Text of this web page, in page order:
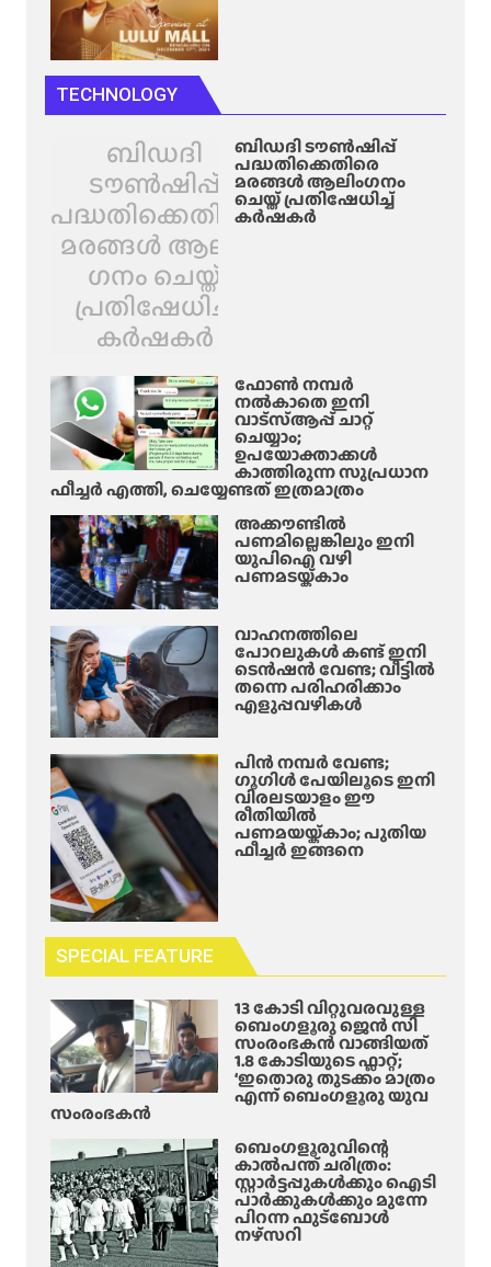
TECHNOLOGY
ബിഡദി
ടൗൺഷിപ്പ്
പദ്ധതിക്കെതിരെ
മരങ്ങൾ ആലിം​
ഗനം ചെയ്ത്
പ്രതിഷേധിച്ച്
കർഷകർ
ബിഡദി ടൗൺഷിപ്പ്
പദ്ധതിക്കെതിരെ
മരങ്ങൾ ആലിം​ഗനം
ചെയ്ത് പ്രതിഷേധിച്ച്
കർഷകർ
ഫോൺ നമ്പർ
നൽകാതെ ഇനി
വാട്‌സ്ആപ്പ് ചാറ്റ്
ചെയ്യാം;
ഉപയോക്താക്കൾ
കാത്തിരുന്ന സുപ്രധാന
ഫീച്ചർ എത്തി, ചെയ്യേണ്ടത് ഇത്രമാത്രം
അക്കൗണ്ടിൽ
പണമില്ലെങ്കിലും ഇനി
യുപിഐ വഴി
പണമടയ്ക്കാം
വാഹനത്തിലെ
പോറലുകൾ കണ്ട് ഇനി
ടെൻഷൻ വേണ്ട; വീട്ടിൽ
തന്നെ പരിഹരിക്കാം
എളുപ്പവഴികൾ
പിൻ നമ്പർ വേണ്ട;
ഗൂഗിൾ പേയിലൂടെ ഇനി
വിരലടയാളം ഈ
രീതിയിൽ
പണമയയ്ക്കാം; പുതിയ
ഫീച്ചർ ഇങ്ങനെ
SPECIAL FEATURE
13 കോടി വിറ്റുവരവുള്ള
ബെംഗളൂരു ജെൻ സി
സംരംഭകൻ വാങ്ങിയത്
1.8 കോടിയുടെ ഫ്ലാറ്റ്;
‘ഇതൊരു തുടക്കം മാത്രം
എന്ന് ബെംഗളൂരു യുവ
സംരംഭകൻ
ബെംഗളൂരുവിന്റെ
കാൽപന്ത് ചരിത്രം:
സ്റ്റാർട്ടപ്പുകൾക്കും ഐടി
പാർക്കുകൾക്കും മുന്നേ
പിറന്ന ഫുട്ബോൾ
നഴ്സറി